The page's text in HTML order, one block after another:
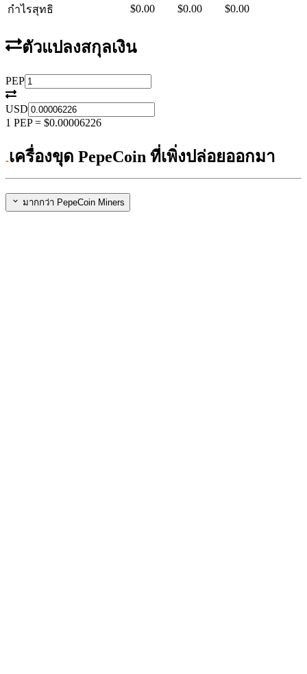
กำไรสุทธิ $0.00 $0.00 $0.00
ตัวแปลงสกุลเงิน
PEP
USD
1 PEP= $0.00006226
เครื่องขุด PepeCoin ที่เพิ่งปล่อยออกมา
มากกว่า PepeCoin Miners